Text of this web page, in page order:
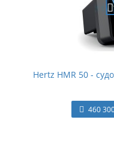
Hertz HMR 50 -
460